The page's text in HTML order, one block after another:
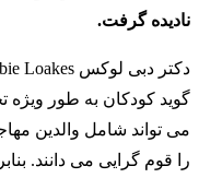
نادیده گرفت.
گوید کودکان به طور ویژه
می تواند شامل والدین
را قوم گرایی می دانند.